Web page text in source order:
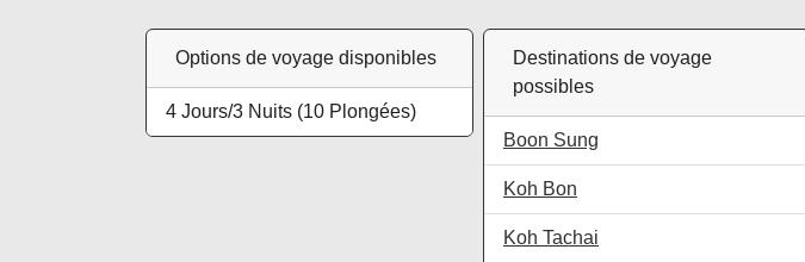
Options de voyage disponibles
4 Jours/3 Nuits (10 Plongées)
Destinations de voyage
possibles
Boon Sung
Koh Bon
Koh Tachai